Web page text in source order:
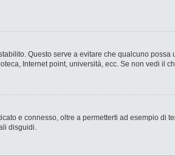
Questo serve a evitare che qualcuno
Internet point, università, ecc. Se non vedi il
e connesso, oltre a permetterti ad esempio di
disguidi.